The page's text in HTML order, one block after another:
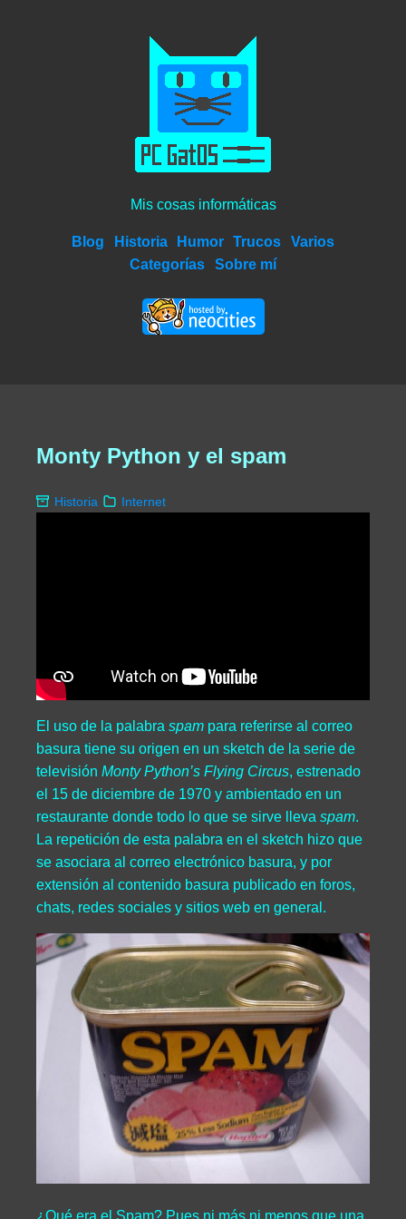
Mis cosas informáticas
Blog Historia Humor Trucos
Varios
Categorías
Sobre mí
Monty Python y el spam
Historia Internet
El uso de la palabra spam para referirse al correo
basura tiene su origen en un sketch de la serie de
televisión Monty Python’s Flying Circus, estrenado
el 15 de diciembre de 1970 y ambientado en un
restaurante donde todo lo que se sirve lleva spam.
La repetición de esta palabra en el sketch hizo que
se asociara al correo electrónico basura, y por
extensión al contenido basura publicado en foros,
chats, redes sociales y sitios web en general.
¿Qué era el Spam? Pues ni más ni menos que una